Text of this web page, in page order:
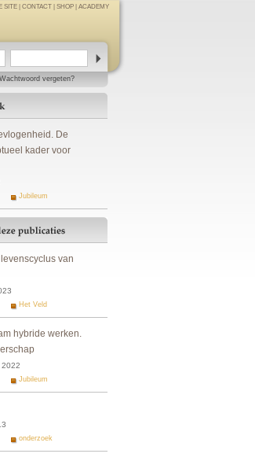
SITE CONTACT SHOP ACADEMY
Wachtwoord vergeten?
De
kader voor
Jubileum
van
Het Veld
hybride werken.
2022
Jubileum
onderzoek